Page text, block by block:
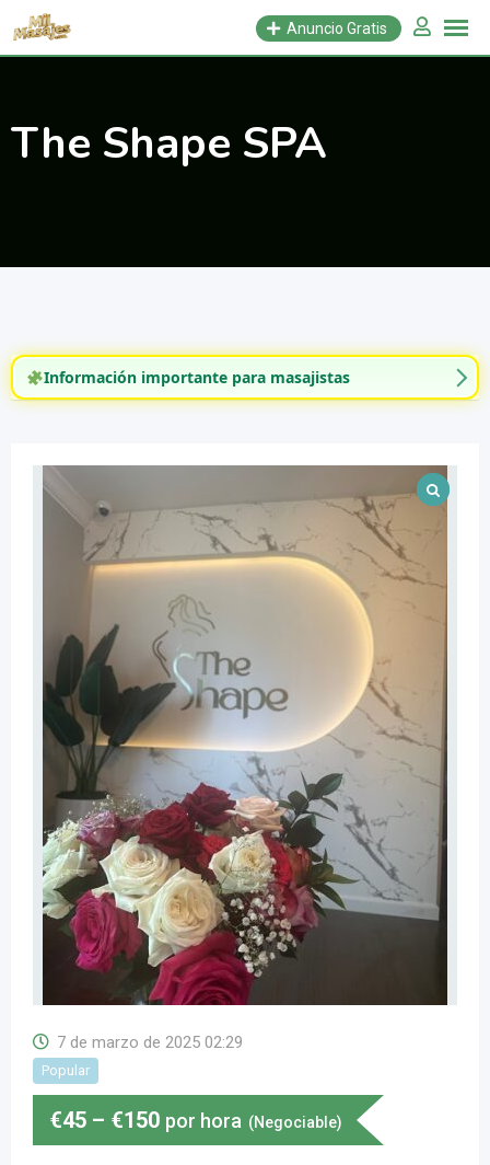
Saltar
Anuncio Gratis
The Shape SPA
Información importante para masajistas
7 de marzo de 2025 02:29
Popular
€45 – €150 por hora (Negociable)